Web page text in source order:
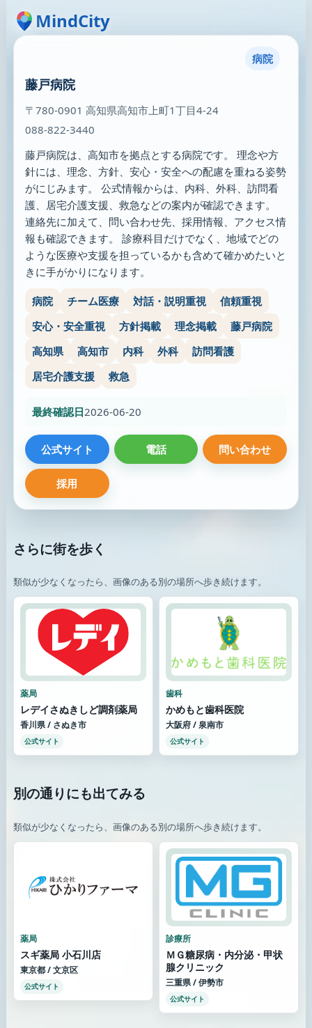
MindCity
病院
藤戸病院
〒780-0901 高知県高知市上町1丁目4-24
088-822-3440
藤戸病院は、高知市を拠点とする病院です。 理念や方
針には、理念、方針、安心・安全への配慮を重ねる姿勢
がにじみます。 公式情報からは、内科、外科、訪問看
護、居宅介護支援、救急などの案内が確認できます。
連絡先に加えて、問い合わせ先、採用情報、アクセス情
報も確認できます。 診療科目だけでなく、地域でどの
ような医療や支援を担っているかも含めて確かめたいと
きに手がかりになります。
公式サイト 電話 問い合わせ
採用
病院 チーム医療 対話・説明重視
信頼重視
安心・安全重視
方針掲載 理念掲載
藤戸病院
高知県
高知市 内科 外科
訪問看護
居宅介護支援
救急
最終確認日2026-06-20
さらに街を歩く
類似が少なくなったら、画像のある別の場所へ歩き続けます。
薬局
レデイさぬきしど調剤薬局
香川県 / さぬき市
公式サイト
歯科
かめもと歯科医院
大阪府 / 泉南市
公式サイト
別の通りにも出てみる
類似が少なくなったら、画像のある別の場所へ歩き続けます。
薬局
スギ薬局 小石川店
東京都 / 文京区
公式サイト
診療所
ＭＧ糖尿病・内分泌・甲状
腺クリニック
三重県 / 伊勢市
公式サイト